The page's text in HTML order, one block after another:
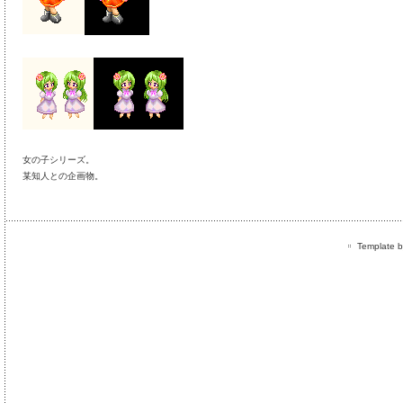
女の子シリーズ。
某知人との企画物。
Template